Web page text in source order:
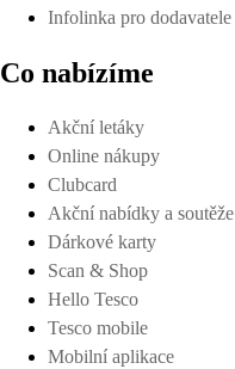
Infolinka pro dodavatele
Co nabízíme
Akční letáky
Online nákupy
Clubcard
Akční nabídky a soutěže
Dárkové karty
Scan & Shop
Hello Tesco
Tesco mobile
Mobilní aplikace